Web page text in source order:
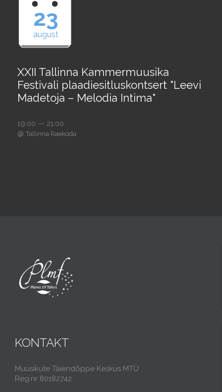
23
august
XXII Tallinna Kammermuusika
Festivali plaadiesitluskontsert "Leevi
Madetoja – Melodia Intima"
19:00 — 21:00
@ Tallinna Raekoda
KONTAKT
Muusikute Täiendõppe Keskus MTÜ
Reg.nr 80182742